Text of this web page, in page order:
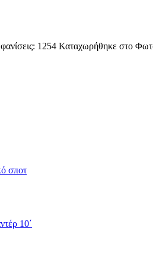
1254 Καταχωρήθηκε στο
σποτ
10΄